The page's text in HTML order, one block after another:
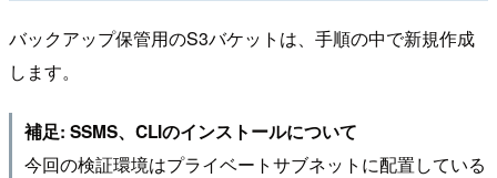
バックアップ保管用のS3バケットは、手順の中で新規作成
します。
補足: SSMS、CLIのインストールについて
今回の検証環境はプライベートサブネットに配置している